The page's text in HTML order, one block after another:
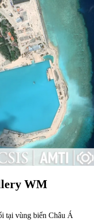
WM
tại vùng biển Châu Á